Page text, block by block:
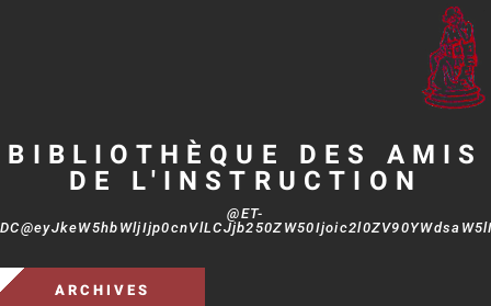
BIBLIOTHÈQUE DES AMIS
DE L'INSTRUCTION
@ET-
ARCHIVES